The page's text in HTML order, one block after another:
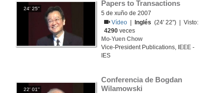
24' 25''
Papers to Transactions
5 de xuño de 2007
Vídeo
Inglés (24' 22'') | Visto:
4290 veces
Mo-Yuen Chow
Vice-President Publications, IEEE -
IES
22' 01''
Conferencia de Bogdan
Wilamowski